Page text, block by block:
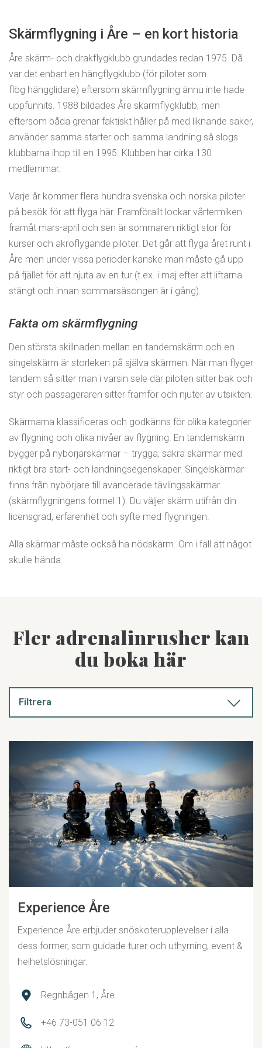
Skärmflygning i Åre – en kort historia
Åre skärm- och drakflygklubb grundades redan 1975. Då
var det enbart en hängflygklubb (för piloter som
flög hängglidare) eftersom skärmflygning ännu inte hade
uppfunnits. 1988 bildades Åre skärmflygklubb, men
eftersom båda grenar faktiskt håller på med liknande saker,
använder samma starter och samma landning så slogs
klubbarna ihop till en 1995. Klubben har cirka 130
medlemmar.
Varje år kommer flera hundra svenska och norska piloter
på besök för att flyga här. Framförallt lockar vårtermiken
framåt mars-april och sen är sommaren riktigt stor för
kurser och akroflygande piloter. Det går att flyga året runt i
Åre men under vissa perioder kanske man måste gå upp
på fjället för att njuta av en tur (t.ex. i maj efter att liftarna
stängt och innan sommarsäsongen är i gång).
Fakta om skärmflygning
Den största skillnaden mellan en tandemskärm och en
singelskärm är storleken på själva skärmen. När man flyger
tandem så sitter man i varsin sele där piloten sitter bak och
styr och passageraren sitter framför och njuter av utsikten.
Skärmarna klassificeras och godkänns för olika kategorier
av flygning och olika nivåer av flygning. En tandemskärm
bygger på nybörjarskärmar – trygga, säkra skärmar med
riktigt bra start- och landningsegenskaper. Singelskärmar
finns från nybörjare till avancerade tävlingsskärmar
(skärmflygningens formel 1). Du väljer skärm utifrån din
licensgrad, erfarenhet och syfte med flygningen.
Alla skärmar måste också ha nödskärm. Om i fall att något
skulle hända.
Fler adrenalinrusher kan
du boka här
Filtrera
Experience Åre
Experience Åre erbjuder snöskoterupplevelser i alla
dess former, som guidade turer och uthyrning, event &
helhetslösningar.
Regnbågen 1, Åre
+46 73-051 06 12